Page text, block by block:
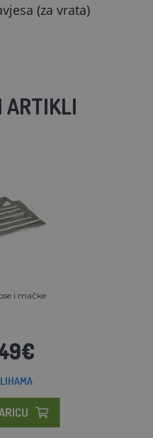
(za vrata)
ARTIKLI
i mačke